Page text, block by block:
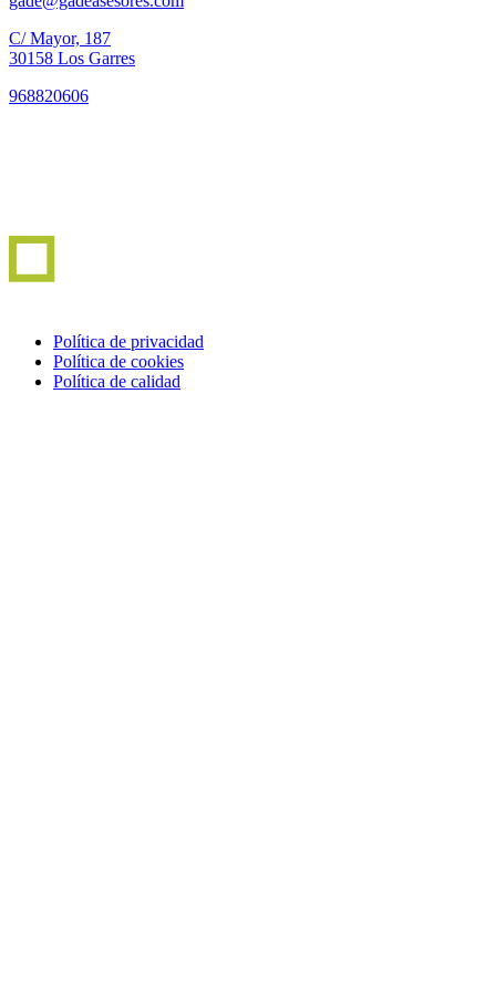
C/ Mayor, 187
30158 Los Garres
968820606
Política de privacidad
Política de cookies
Política de calidad